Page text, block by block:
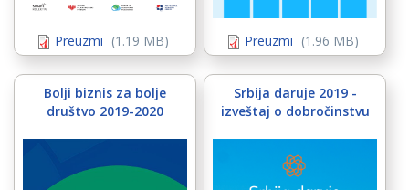
Preuzmi (1.19 MB) Preuzmi (1.96 MB)
Bolji biznis za bolje
društvo 2019-2020
biznis-
Srbija daruje 2019 -
izveštaj o dobročinstvu